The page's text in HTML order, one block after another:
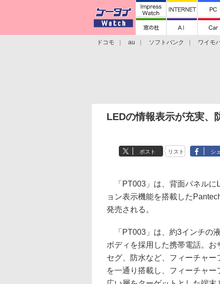
ドコモ au ソフトバンク
ワイモ
LEDの情報表示が充実、
ポスト リスト シ
「PT003」は、背面パネルに
ョン表示機能を搭載した
発売される。
「PT003」は、約3インチの
ボディを採用した携帯電話。お
セグ、防水など、フィーチャー
を一通り搭載し、フィーチャ